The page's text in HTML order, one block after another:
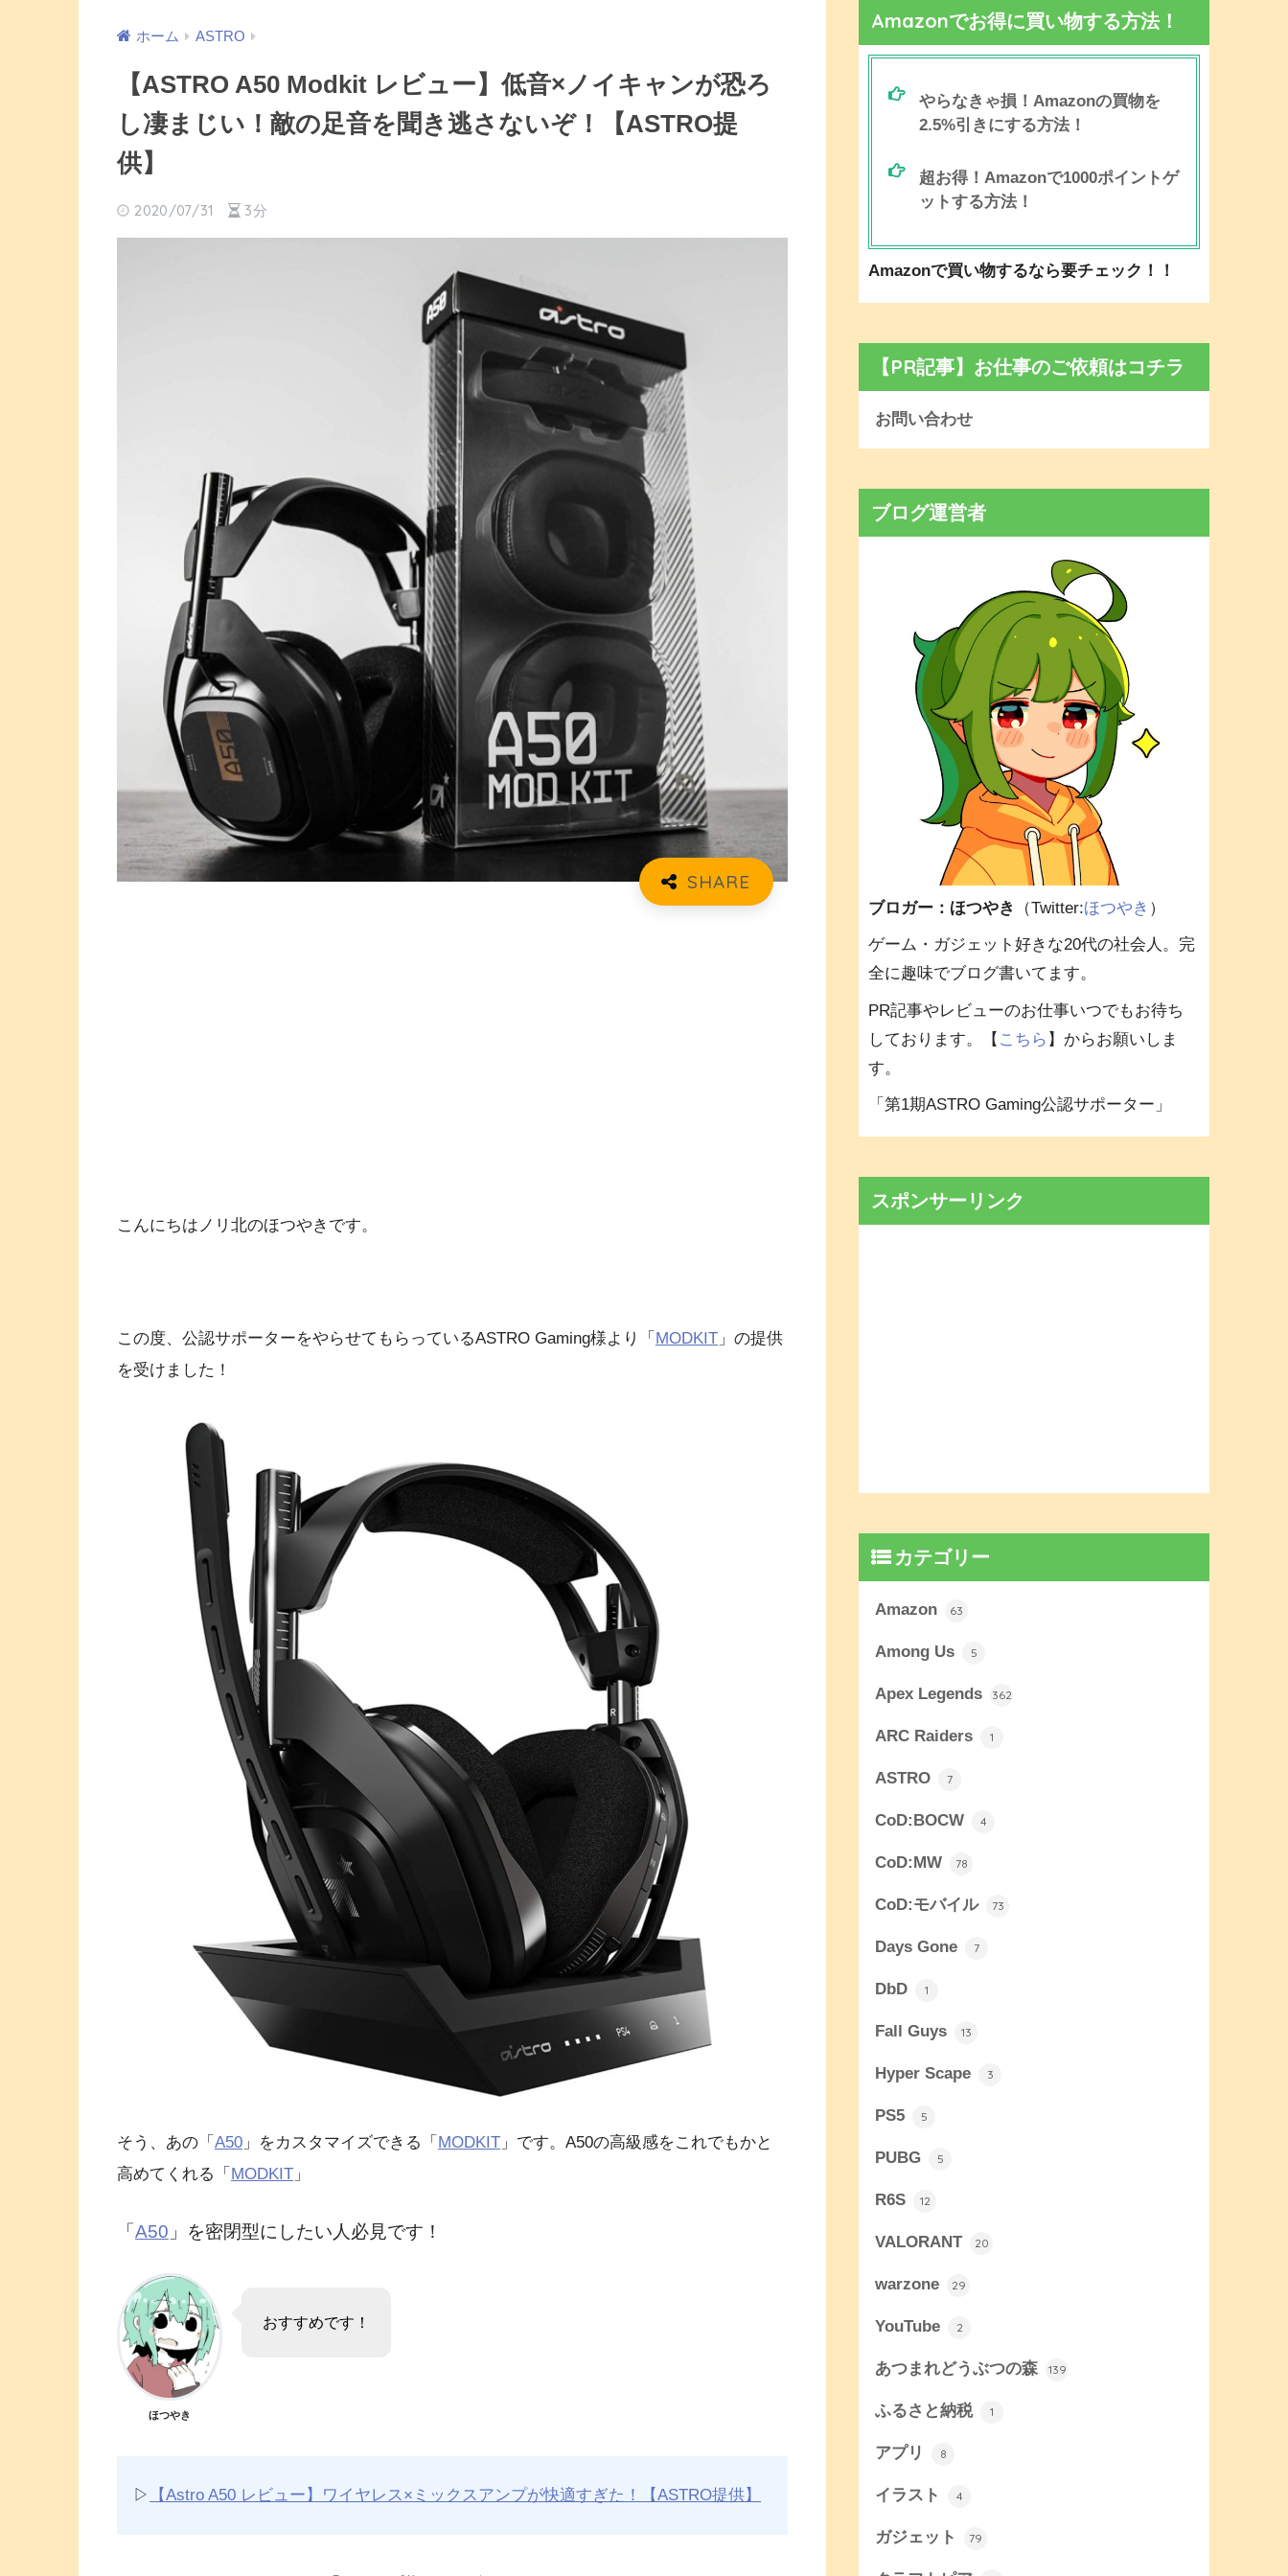
ホーム ASTRO
【ASTRO A50 Modkit レビュー】低音×ノイキャンが恐ろ
し凄まじい！敵の足音を聞き逃さないぞ！【ASTRO提
供】
2020/07/31 3分
こんにちはノリ北のほつやきです。
この度、公認サポーターをやらせてもらっているASTRO Gaming様より「 MODKIT 」の提供
を受けました！
そう、あの「 A50 」をカスタマイズできる「 MODKIT 」です。A50の高級感をこれでもかと
高めてくれる「 MODKIT 」
「A50 」を密閉型にしたい人必見です！
ほつやき
おすすめです！
▷ 【Astro A50 レビュー】ワイヤレス×ミックスアンプが快適すぎた！ 【ASTRO提供】
Amazonでお得に買い物する方法！
やらなきゃ損！Amazonの買物を
2.5%引きにする方法！
超お得！Amazonで1000ポイントゲ
ットする方法！
Amazonで買い物するなら要チェック！！
【PR記事】お仕事のご依頼はコチラ
お問い合わせ
ブログ運営者
ブロガー：ほつやき （Twitter:ほつやき ）
ゲーム・ガジェット好きな20代の社会人。完
全に趣味でブログ書いてます。
PR記事やレビューのお仕事いつでもお待ち
しております。【 こちら 】からお願いしま
す。
「第1期ASTRO Gaming公認サポーター」
スポンサーリンク
カテゴリー
Amazon 63
Among Us 5
Apex Legends 362
ARC Raiders 1
ASTRO 7
CoD:BOCW 4
CoD:MW 78
CoD:モバイル 73
Days Gone 7
DbD 1
Fall Guys 13
Hyper Scape 3
PS5 5
PUBG 5
R6S 12
VALORANT 20
warzone 29
YouTube 2
あつまれどうぶつの森 139
ふるさと納税 1
アプリ 8
イラスト 4
ガジェット 79